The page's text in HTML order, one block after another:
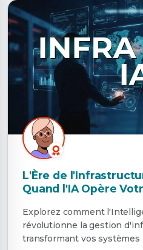
L'Ère de
Quand l'IA Opère
Explorez comment
révolutionne la gestion
transformant vos systèmes